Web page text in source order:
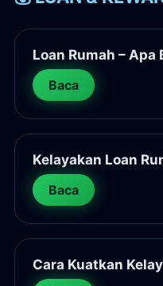
Loan Rumah – Apa
Baca
Kelayakan Loan
Baca
Cara Kuatkan